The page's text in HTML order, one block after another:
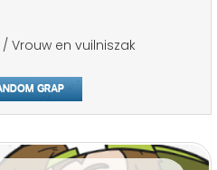
/ Vrouw en vuilniszak
grap